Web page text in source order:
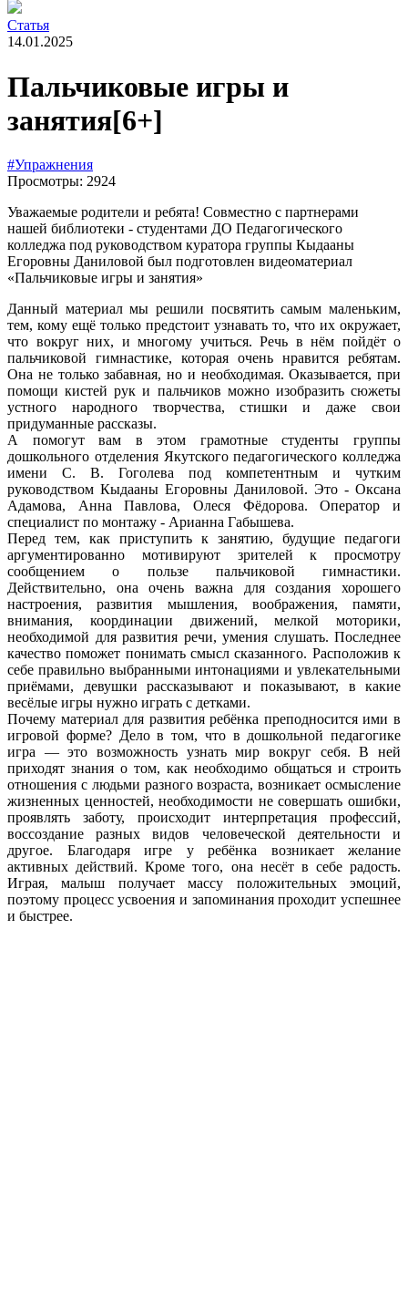
Статья
14.01.2025
Пальчиковые игры и
занятия[6+]
#Упражнения
Просмотры: 2924
Уважаемые родители и ребята! Совместно с партнерами
нашей библиотеки - студентами ДО Педагогического
колледжа под руководством куратора группы Кыдааны
Егоровны Даниловой был подготовлен видеоматериал
«Пальчиковые игры и занятия»
Данный материал мы решили посвятить самым маленьким,
тем, кому ещё только предстоит узнавать то, что их окружает,
что вокруг них, и многому учиться. Речь в нём пойдёт о
пальчиковой гимнастике, которая очень нравится ребятам.
Она не только забавная, но и необходимая. Оказывается, при
помощи кистей рук и пальчиков можно изобразить сюжеты
устного народного творчества, стишки и даже свои
придуманные рассказы.
А помогут вам в этом грамотные студенты группы
дошкольного отделения Якутского педагогического колледжа
имени С. В. Гоголева под компетентным и чутким
руководством Кыдааны Егоровны Даниловой. Это - Оксана
Адамова, Анна Павлова, Олеся Фёдорова. Оператор и
специалист по монтажу - Арианна Габышева.
Перед тем, как приступить к занятию, будущие педагоги
аргументированно мотивируют зрителей к просмотру
сообщением о пользе пальчиковой гимнастики.
Действительно, она очень важна для создания хорошего
настроения, развития мышления, воображения, памяти,
внимания, координации движений, мелкой моторики,
необходимой для развития речи, умения слушать. Последнее
качество поможет понимать смысл сказанного. Расположив к
себе правильно выбранными интонациями и увлекательными
приёмами, девушки рассказывают и показывают, в какие
весёлые игры нужно играть с детками.
Почему материал для развития ребёнка преподносится ими в
игровой форме? Дело в том, что в дошкольной педагогике
игра — это возможность узнать мир вокруг себя. В ней
приходят знания о том, как необходимо общаться и строить
отношения с людьми разного возраста, возникает осмысление
жизненных ценностей, необходимости не совершать ошибки,
проявлять заботу, происходит интерпретация профессий,
воссоздание разных видов человеческой деятельности и
другое. Благодаря игре у ребёнка возникает желание
активных действий. Кроме того, она несёт в себе радость.
Играя, малыш получает массу положительных эмоций,
поэтому процесс усвоения и запоминания проходит успешнее
и быстрее.